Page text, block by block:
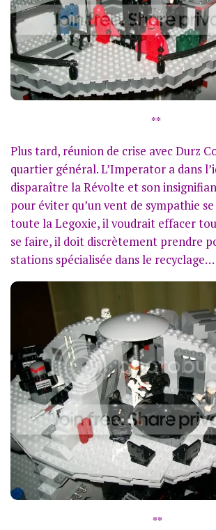
**
Plus tard, réunion de crise avec Durz
quartier général. L’Imperator a dans
disparaître la Révolte et son
pour éviter qu’un vent de sympathie
toute la Legoxie, il voudrait effacer
se faire, il doit discrètement prendre
stations spécialisée dans le recyclage…
**